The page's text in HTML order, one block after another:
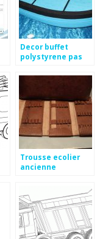
Decor buffet
polystyrene pas
Trousse ecolier
ancienne